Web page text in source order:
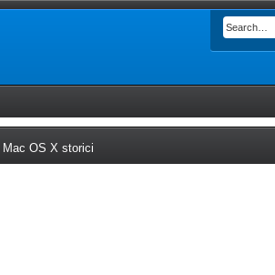
OS X storici